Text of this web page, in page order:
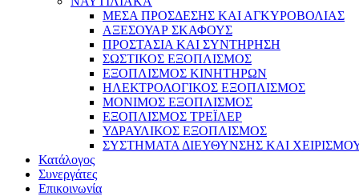
ΜΕΣΑ ΠΡΟΣΔΕΣΗΣ ΚΑΙ ΑΓΚΥΡΟΒΟΛΙΑΣ
ΑΞΕΣΟΥΑΡ ΣΚΑΦΟΥΣ
ΠΡΟΣΤΑΣΙΑ ΚΑΙ ΣΥΝΤΗΡΗΣΗ
ΣΩΣΤΙΚΟΣ ΕΞΟΠΛΙΣΜΟΣ
ΕΞΟΠΛΙΣΜΟΣ ΚΙΝΗΤΗΡΩΝ
ΗΛΕΚΤΡΟΛΟΓΙΚΟΣ ΕΞΟΠΛΙΣΜΟΣ
ΜΟΝΙΜΟΣ ΕΞΟΠΛΙΣΜΟΣ
ΕΞΟΠΛΙΣΜΟΣ ΤΡΕΪΛΕΡ
ΥΔΡΑΥΛΙΚΟΣ ΕΞΟΠΛΙΣΜΟΣ
ΣΥΣΤΗΜΑΤΑ ΔΙΕΥΘΥΝΣΗΣ ΚΑΙ
Κατάλογος
Συνεργάτες
Επικοινωνία